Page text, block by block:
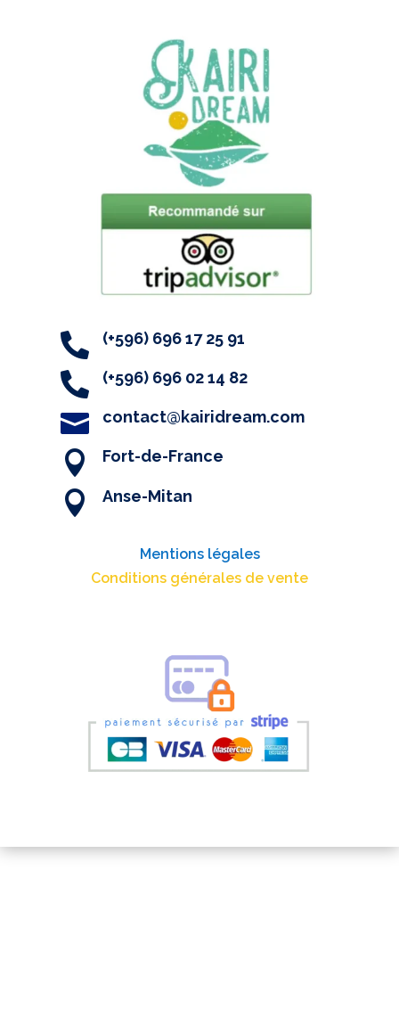
 (+596) 696 17 25 91
 (+596) 696 02 14 82
 contact@kairidream.com
 Fort-de-France
 Anse-Mitan
Mentions légales
Conditions générales de vente